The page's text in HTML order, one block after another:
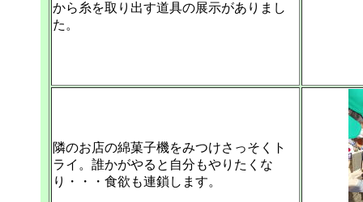
から糸を取り出す道具の展示がありまし
た。
隣のお店の綿菓子機をみつけさっそくト
ライ。誰かがやると自分もやりたくな
り・・・食欲も連鎖します。